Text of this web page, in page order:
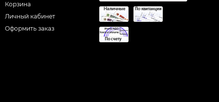
Корзина
Личный кабинет
Оформить заказ